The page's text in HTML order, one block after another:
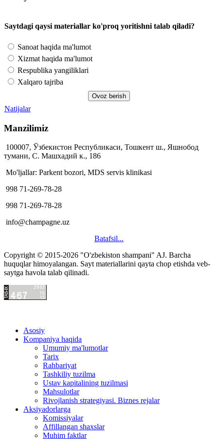
Saytdagi qaysi materiallar ko'proq yoritishni talab qiladi?
Sanoat haqida ma'lumot
Xizmat haqida ma'lumot
Respublika yangiliklari
Xalqaro tajriba
Natijalar
Manzilimiz
100007, Ўзбекистон Республикаси, Тошкент ш., Яшнобод
тумани, С. Машхадий к., 186
Mo'ljallar: Parkent bozori, MDS servis klinikasi
998 71-269-78-28
998 71-269-78-28
info@champagne.uz
Batafsil...
hacklink
satış
satın
al
istanbul
arası
Copyright © 2015-2026 "O'zbekiston shampani" AJ. Barcha
huquqlar himoyalangan. Sayt materiallarini qayta chop etishda veb-
saytga havola talab qilinadi.
hacklink
istanbul
Asosiy
Kompaniya haqida
Umumiy ma'lumotlar
Tarix
Rahbariyat
Tashkiliy tuzilma
Ustav kapitalining tuzilmasi
Mahsulotlar
Rivojlanish strategiyasi. Biznes rejalar
Aksiyadorlarga
Komissiyalar
Affillangan shaxslar
Muhim faktlar